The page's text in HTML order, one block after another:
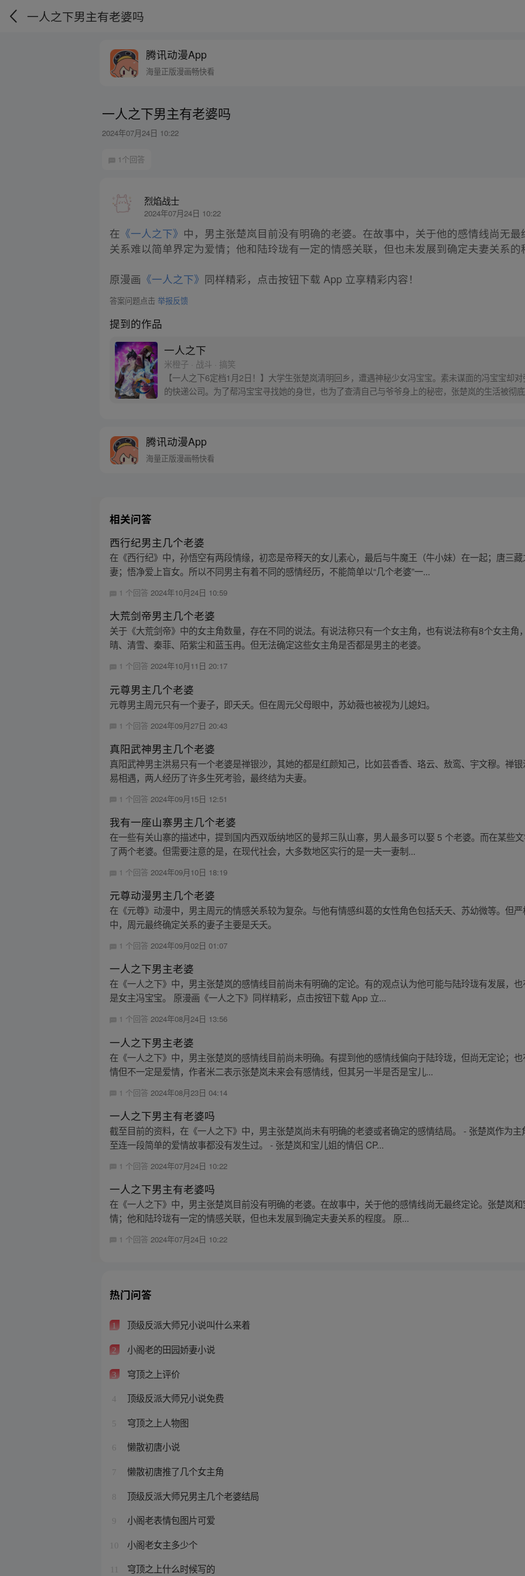
一人之下男主有老婆吗
腾讯动漫App
海量正版漫画畅快看
一人之下男主有老婆吗
2024年07月24日 10:22
1个回答
烈焰战士
2024年07月24日 10:22
在 《一人之下》 中，男主张楚岚目前没有明确的老婆。在故事中，关于他的感情线尚无
关系难以简单界定为爱情；他和陆玲珑有一定的情感关联，但也未发展到确定夫妻关系的
原漫画 《一人之下》 同样精彩，点击按钮下载 App 立享精彩内容！
答案问题点击举报反馈
提到的作品
一人之下
米橙子 · 战斗 · 搞笑
【一人之下6定档1月2日！】大学生张楚岚清明回乡，遭遇神秘少女冯宝宝。素未谋面的冯宝宝却
的快递公司。为了帮冯宝宝寻找她的身世，也为了查清自己与爷爷身上的秘密，张楚岚的生活被彻
腾讯动漫App
海量正版漫画畅快看
相关问答
西行纪男主几个老婆
在《西行纪》中，孙悟空有两段情缘，初恋是帝释天的女儿素心，最后与牛魔王（牛小妹）在一起；唐三
妻；悟净爱上盲女。所以不同男主有着不同的感情经历，不能简单以“几个老婆”一...
1 个回答2024年10月24日 10:59
大荒剑帝男主几个老婆
关于《大荒剑帝》中的女主角数量，存在不同的说法。有说法称只有一个女主角，也有说法称有8个女主角
晴、清雪、秦菲、陌紫尘和蓝玉冉。但无法确定这些女主角是否都是男主的老婆。
1 个回答2024年10月11日 20:17
元尊男主几个老婆
元尊男主周元只有一个妻子，即夭夭。但在周元父母眼中，苏幼薇也被视为儿媳妇。
1 个回答 2024年09月27日 20:43
真阳武神男主几个老婆
真阳武神男主洪易只有一个老婆是禅银沙，其她的都是红颜知己，比如芸香香、珞云、敖鸾、宇文穆。禅
易相遇，两人经历了许多生死考验，最终结为夫妻。
1 个回答 2024年09月15日 12:51
我有一座山寨男主几个老婆
在一些有关山寨的描述中，提到国内西双版纳地区的曼邦三队山寨，男人最多可以娶 5 个老婆。而在某些
了两个老婆。但需要注意的是，在现代社会，大多数地区实行的是一夫一妻制...
1 个回答2024年09月10日 18:19
元尊动漫男主几个老婆
在《元尊》动漫中，男主周元的情感关系较为复杂。与他有情感纠葛的女性角色包括夭夭、苏幼微等。但
中，周元最终确定关系的妻子主要是夭夭。
1 个回答2024年09月02日 01:07
一人之下男主老婆
在《一人之下》中，男主张楚岚的感情线目前尚未有明确的定论。有的观点认为他可能与陆玲珑有发展，
是女主冯宝宝。 原漫画《一人之下》同样精彩，点击按钮下载 App 立...
1 个回答2024年08月24日 13:56
一人之下男主老婆
在《一人之下》中，男主张楚岚的感情线目前尚未明确。有提到他的感情线偏向于陆玲珑，但尚无定论；
情但不一定是爱情，作者米二表示张楚岚未来会有感情线，但其另一半是否是宝儿...
1 个回答 2024年08月23日 04:14
一人之下男主有老婆吗
截至目前的资料，在《一人之下》中，男主张楚岚尚未有明确的老婆或者确定的感情结局。 - 张楚岚作为
至连一段简单的爱情故事都没有发生过。 - 张楚岚和宝儿姐的情侣 CP...
1 个回答 2024年07月24日 10:22
一人之下男主有老婆吗
在《一人之下》中，男主张楚岚目前没有明确的老婆。在故事中，关于他的感情线尚无最终定论。张楚岚
情；他和陆玲珑有一定的情感关联，但也未发展到确定夫妻关系的程度。 原...
1 个回答2024年07月24日 10:22
热门问答
1 顶级反派大师兄小说叫什么来着
2 小阁老的田园娇妻小说
3 穹顶之上评价
4 顶级反派大师兄小说免费
5 穹顶之上人物图
6 懒散初唐小说
7 懒散初唐推了几个女主角
8 顶级反派大师兄男主几个老婆结局
9 小阁老表情包图片可爱
10 小阁老女主多少个
穹顶之上什么时候写的